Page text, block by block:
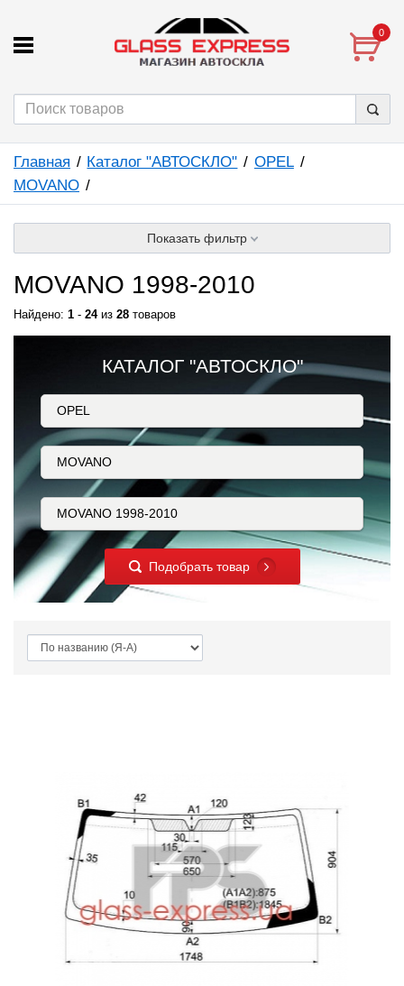
0
Главная Каталог "АВТОСКЛО"
OPEL
MOVANO
Показать фильтр
MOVANO 1998-2010
Найдено: 1 - 24из 28 товаров
КАТАЛОГ "АВТОСКЛО"
Подобрать товар